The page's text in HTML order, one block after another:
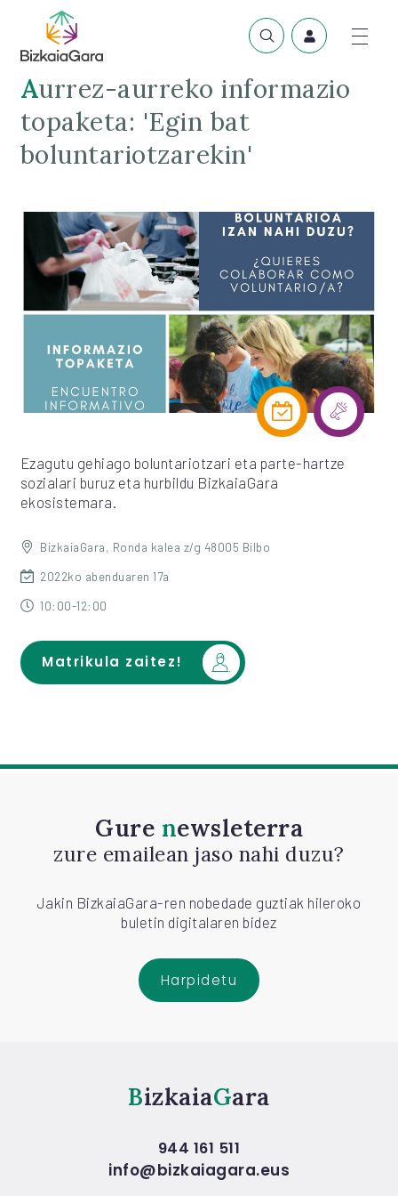
Aurrez-aurreko informazio
topaketa: 'Egin bat
boluntariotzarekin'
Ezagutu gehiago boluntariotzari eta parte-hartze
sozialari buruz eta hurbildu BizkaiaGara
ekosistemara.
BizkaiaGara, Ronda kalea z/g 48005 Bilbo
2022ko abenduaren 17a
10:00-12:00
Matrikula zaitez!
Gure newsleterra
zure emailean jaso nahi duzu?
Jakin BizkaiaGara-ren nobedade guztiak hileroko
buletin digitalaren bidez
Harpidetu
Bizkaia Gara
944 161 511
info@bizkaiagara.eus